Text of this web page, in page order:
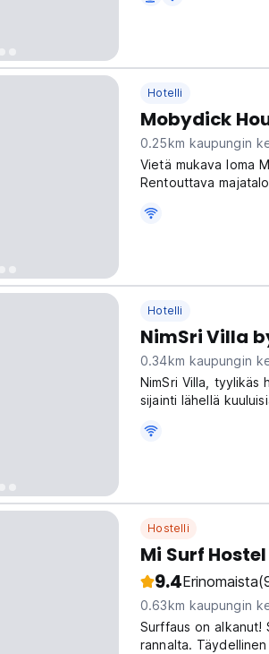
Hotelli
Mobydick
0.25km kaupungin
Vietä mukava loma
Rentouttava
Hotelli
NimSri Villa
0.34km kaupungin
NimSri Villa, tyylikäs
sijainti lähellä
Hostelli
Mi Surf
9.4Erinomaista
0.63km kaupungin
Surffaus on alkanut!
rannalta.